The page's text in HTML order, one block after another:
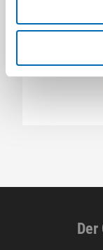
Classic
Der